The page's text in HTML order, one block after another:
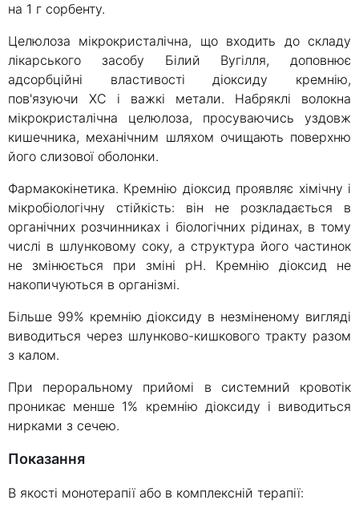
на 1 г сорбенту.
Целюлоза мікрокристалічна, що входить до складу
лікарського засобу Білий Вугілля, доповнює
адсорбційні властивості діоксиду кремнію,
пов'язуючи ХС і важкі метали. Набряклі волокна
мікрокристалічна целюлоза, просуваючись уздовж
кишечника, механічним шляхом очищають поверхню
його слизової оболонки.
Фармакокінетика. Кремнію діоксид проявляє хімічну і
мікробіологічну стійкість: він не розкладається в
органічних розчинниках і біологічних рідинах, в тому
числі в шлунковому соку, а структура його частинок
не змінюється при зміні рН. Кремнію діоксид не
накопичуються в організмі.
Більше 99% кремнію діоксиду в незміненому вигляді
виводиться через шлунково-кишкового тракту разом
з калом.
При пероральному прийомі в системний кровотік
проникає менше 1% кремнію діоксиду і виводиться
нирками з сечею.
Показання
В якості монотерапії або в комплексній терапії: